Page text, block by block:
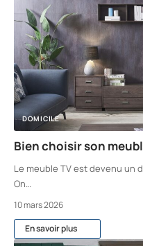
DOMICILE
Bien choisir son
Le meuble TV est devenu un
On…
10 mars 2026
En savoir plus